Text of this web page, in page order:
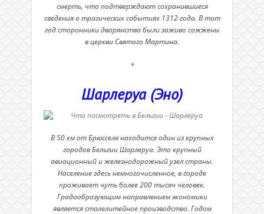
смерть, что подтверждают сохранившиеся
сведения о трагических событиях 1312 года. В тот
год сторонники дворянства были заживо сожжены
в церкви Святого Мартина.
*
Шарлеруа (Эно)
В 50 км от Брюсселя находится один из крупных
городов Бельгии Шарлеруа. Это крупный
авиационный и железнодорожный узел страны.
Население здесь немногочисленное, в городе
проживает чуть более 200 тысяч человек.
Градообразующим направлением экономики
является сталелитейное производство. Годом